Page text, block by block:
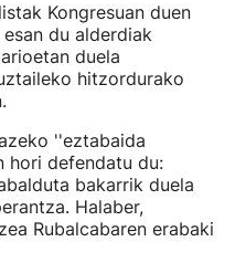
Kongresuan duen
du alderdiak
duela
hitzordurako
''eztabaida
hori defendatu du:
bakarrik duela
Halaber,
Rubalcabaren erabaki